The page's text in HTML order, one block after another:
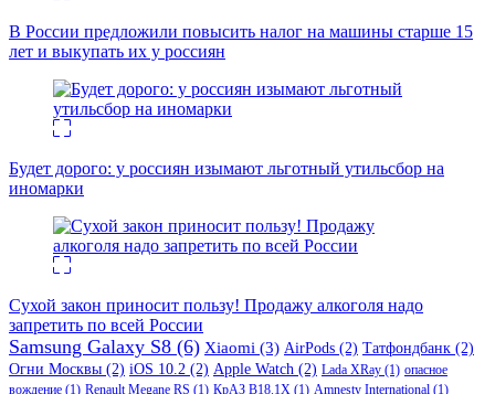
В России предложили повысить налог на машины старше 15
лет и выкупать их у россиян
Будет дорого: у россиян изымают льготный утильсбор на
иномарки
Сухой закон приносит пользу! Продажу алкоголя надо
запретить по всей России
Samsung Galaxy S8 (6) Xiaomi (3) AirPods (2) Татфондбанк (2)
Огни Москвы (2) iOS 10.2 (2) Apple Watch (2) Lada XRay (1) опасное
вождение (1) Renault Megane RS (1) КрАЗ В18.1Х (1) Amnesty International (1)